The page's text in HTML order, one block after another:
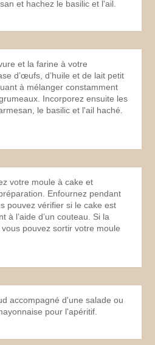
et hachez le basilic et l'ail.
et la farine à votre
d’œufs, d’huile et de lait petit
à mélanger constamment
Incorporez ensuite les
le basilic et l'ail haché.
votre moule à cake et
Enfournez pendant
pouvez vérifier si le cake est
à l’aide d’un couteau. Si la
pouvez sortir votre moule
accompagné d'une salade ou
pour l'apéritif.